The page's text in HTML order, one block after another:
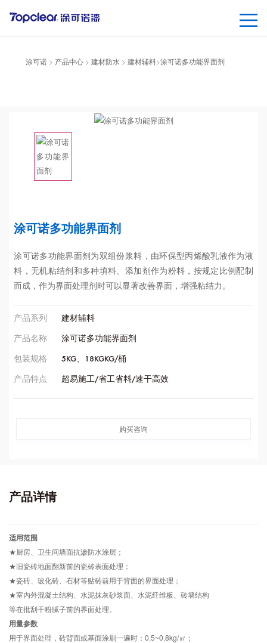
涂可诺 > 产品中心 > 建材防水 > 建材辅料>涂可诺多功能界面剂
涂可诺多功能界面剂
涂可诺多功能界面剂为双组份浆料，由环保型丙烯酸乳液作为液
料，无机粘结剂和多种填料、添加剂作为粉料，按规定比例配制
而成，作为界面处理剂时可以显著改善界面，增强粘结力。
产品系列 建材辅料
产品名称 涂可诺多功能界面剂
包装规格 5KG、18KGKG/桶
产品特点 超易施工/省工省料/速干高效
购买咨询
产品详情
适用范围
★厨房、卫生间墙面抗渗防水涂层；
★旧瓷砖地面翻新前的瓷砖表面处理；
★瓷砖、玻化砖、石材等贴砖前用于背面的界面处理；
★室内外混凝土结构、水泥抹灰砂浆面、水泥纤维板、砖墙结构
等在批刮干粉腻子前的界面处理。
用量参数
用于界面处理，砖背面或基面涂刷一遍时：0.5~0.8kg/㎡；